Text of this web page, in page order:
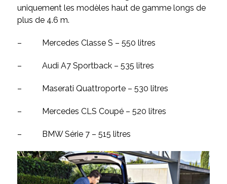
uniquement les modèles haut de gamme longs de
plus de 4.6 m.
– Mercedes Classe S – 550 litres
– Audi A7 Sportback – 535 litres
– Maserati Quattroporte – 530 litres
– Mercedes CLS Coupé – 520 litres
– BMW Série 7 – 515 litres